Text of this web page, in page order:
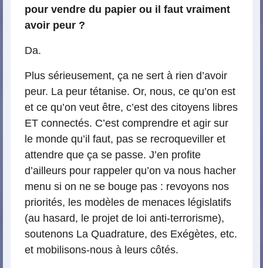
pour vendre du papier ou il faut vraiment
avoir peur ?
Da.
Plus sérieusement, ça ne sert à rien d’avoir
peur. La peur tétanise. Or, nous, ce qu’on est
et ce qu’on veut être, c’est des citoyens libres
ET connectés. C’est comprendre et agir sur
le monde qu’il faut, pas se recroqueviller et
attendre que ça se passe. J’en profite
d’ailleurs pour rappeler qu’on va nous hacher
menu si on ne se bouge pas : revoyons nos
priorités, les modèles de menaces législatifs
(au hasard, le projet de loi anti-terrorisme),
soutenons La Quadrature, des Exégètes, etc.
et mobilisons-nous à leurs côtés.